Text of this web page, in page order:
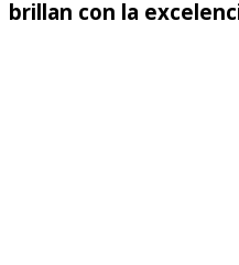
brillan con la